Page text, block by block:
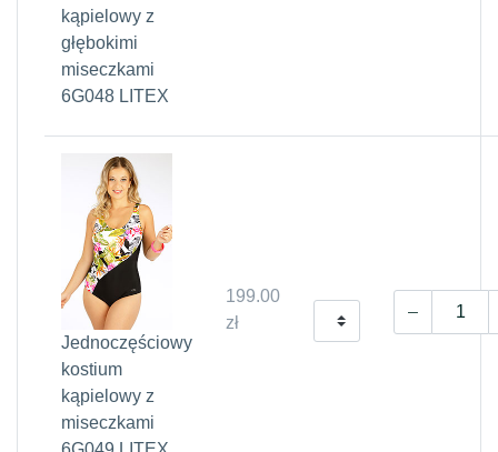
kąpielowy z
głębokimi
miseczkami
6G048 LITEX
Jednoczęściowy
kostium
kąpielowy z
miseczkami
199.00
zł